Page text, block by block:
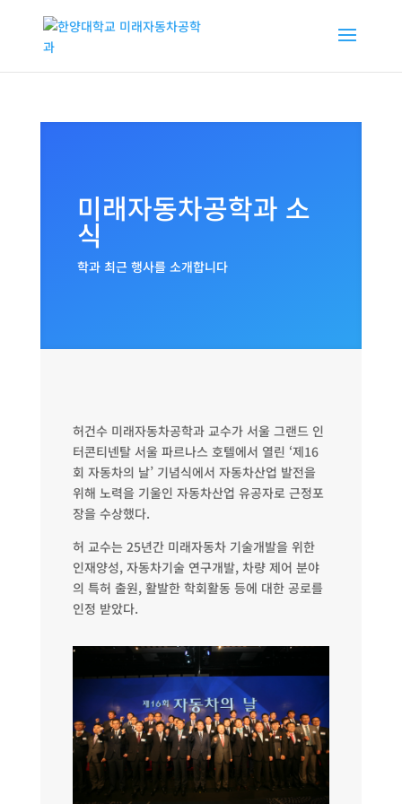
미래자동차공학과 소
식
학과 최근 행사를 소개합니다
허건수 미래자동차공학과 교수가 서울 그랜드 인
터콘티넨탈 서울 파르나스 호텔에서 열린 ‘제16
회 자동차의 날’ 기념식에서 자동차산업 발전을
위해 노력을 기울인 자동차산업 유공자로 근정포
장을 수상했다.
허 교수는 25년간 미래자동차 기술개발을 위한
인재양성, 자동차기술 연구개발, 차량 제어 분야
의 특허 출원, 활발한 학회활동 등에 대한 공로를
인정 받았다.